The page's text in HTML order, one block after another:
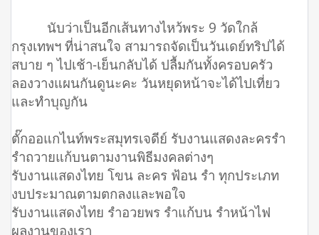
นับว่าเป็นอีกเส้นทางไหว้พระ 9 วัดใกล้
กรุงเทพฯ ที่น่าสนใจ สามารถจัดเป็นวันเดย์ทริปได้
สบาย ๆ ไปเช้า-เย็นกลับได้ ปลื้มกันทั้งครอบครัว
ลองวางแผนกันดูนะคะ วันหยุดหน้าจะได้ไปเที่ยว
และทำบุญกัน
ตั๊กออแกไนท์พระสมุทรเจดีย์ รับงานแสดงละครรำ
รำถวายแก้บนตามงานพิธีมงคลต่างๆ
รับงานแสดงไทย โขน ละคร ฟ้อน รำ ทุกประเภท
งบประมาณตามตกลงและพอใจ
รับงานแสดงไทย รำอวยพร รำแก้บน รำหน้าไฟ
ผลงานของเรา